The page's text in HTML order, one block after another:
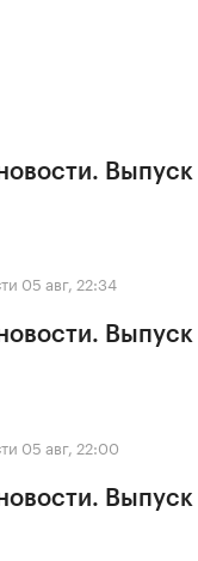
05 авг, 22:34
новости.
05 авг, 22:00
новости.